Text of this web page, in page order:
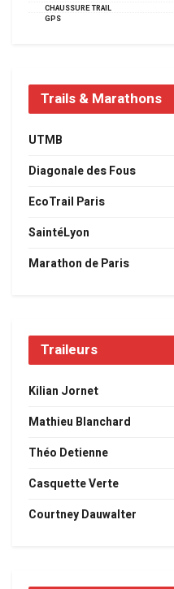
CHAUSSURE TRAIL
GPS
Trails & Marathons
UTMB
Diagonale des Fous
EcoTrail Paris
SaintéLyon
Marathon de Paris
Traileurs
Kilian Jornet
Mathieu Blanchard
Théo Detienne
Casquette Verte
Courtney Dauwalter